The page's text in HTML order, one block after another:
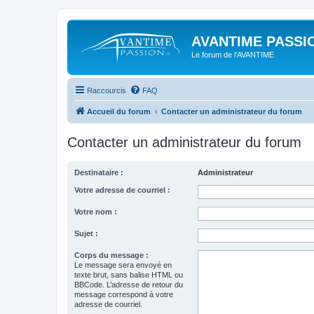
AVANTIME
Le forum de l'AVANTIME
Raccourcis FAQ
Accueil du forum Contacter un administrateur du forum
Contacter un administrateur du forum
Destinataire : Administrateur
Votre adresse de courriel :
Votre nom :
Sujet :
Corps du message :
Le message sera envoyé en
texte brut, sans balise HTML ou
BBCode. L’adresse de retour du
message correspond à votre
adresse de courriel.